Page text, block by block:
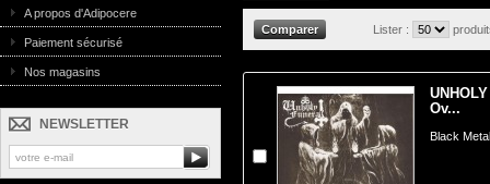
A propos d'Adipocere
Paiement sécurisé
Nos magasins
NEWSLETTER
Lister :
Ov...
Black Metal